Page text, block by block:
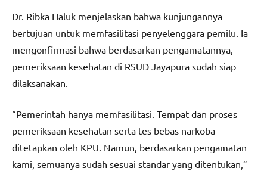
Dr. Ribka Haluk menjelaskan bahwa kunjungannya
bertujuan untuk memfasilitasi penyelenggara pemilu. Ia
mengonfirmasi bahwa berdasarkan pengamatannya,
pemeriksaan kesehatan di RSUD Jayapura sudah siap
dilaksanakan.
“Pemerintah hanya memfasilitasi. Tempat dan proses
pemeriksaan kesehatan serta tes bebas narkoba
ditetapkan oleh KPU. Namun, berdasarkan pengamatan
kami, semuanya sudah sesuai standar yang ditentukan,”